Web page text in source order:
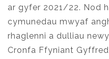
ar gyfer 2021/22. Nod
cymunedau mwyaf
rhaglenni a dulliau
Cronfa Ffyniant